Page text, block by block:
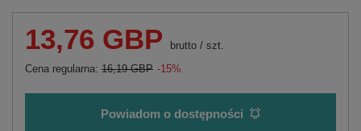
13,76 GBP brutto / szt.
Cena regularna: 16,19 GBP -15%
Powiadom o dostępności